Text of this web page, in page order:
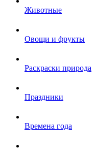
Животные
Овощи и фрукты
Раскраски природа
Праздники
Времена года